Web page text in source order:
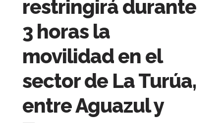
restringirá durante
3 horas la
movilidad en el
sector de La Turúa,
entre Aguazul y